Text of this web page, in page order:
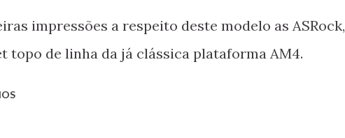
impressões a respeito deste modelo as ASRock,
topo de linha da já clássica plataforma AM4.